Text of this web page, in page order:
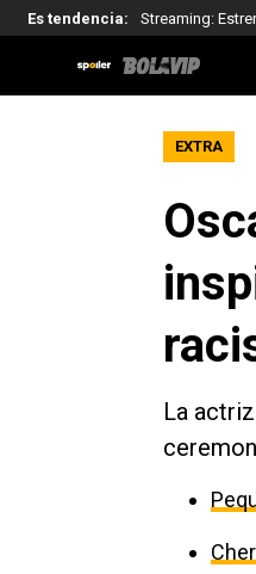
Es tendencia: Streaming:
EXTRA
La